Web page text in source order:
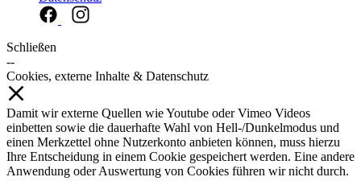
Schließen
--
Cookies, externe Inhalte & Datenschutz
Damit wir externe Quellen wie Youtube oder Vimeo Videos
einbetten sowie die dauerhafte Wahl von Hell-/Dunkelmodus und
einen Merkzettel ohne Nutzerkonto anbieten können, muss hierzu
Ihre Entscheidung in einem Cookie gespeichert werden. Eine andere
Anwendung oder Auswertung von Cookies führen wir nicht durch.